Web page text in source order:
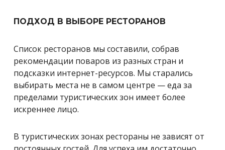
ПОДХОД В ВЫБОРЕ РЕСТОРАНОВ
Список ресторанов мы составили, собрав
рекомендации поваров из разных стран и
подсказки интернет-ресурсов. Мы старались
выбирать места не в самом центре — еда за
пределами туристических зон имеет более
искреннее лицо.
В туристических зонах рестораны не зависят от